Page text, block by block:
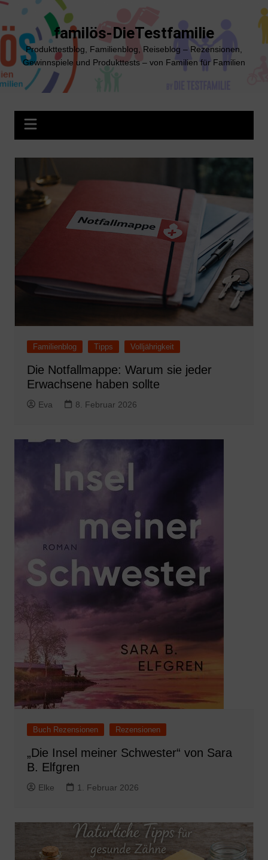
Zum
springen
familös-DieTestfamilie
Produkttestblog, Familienblog, Reiseblog – Rezensionen,
Gewinnspiele und Produkttests – von Familien für Familien
Familienblog Tipps Volljährigkeit
Die Notfallmappe: Warum sie jeder
Erwachsene haben sollte
Eva 8. Februar 2026
Buch Rezensionen Rezensionen
„Die Insel meiner Schwester“ von Sara
B. Elfgren
Elke 1. Februar 2026